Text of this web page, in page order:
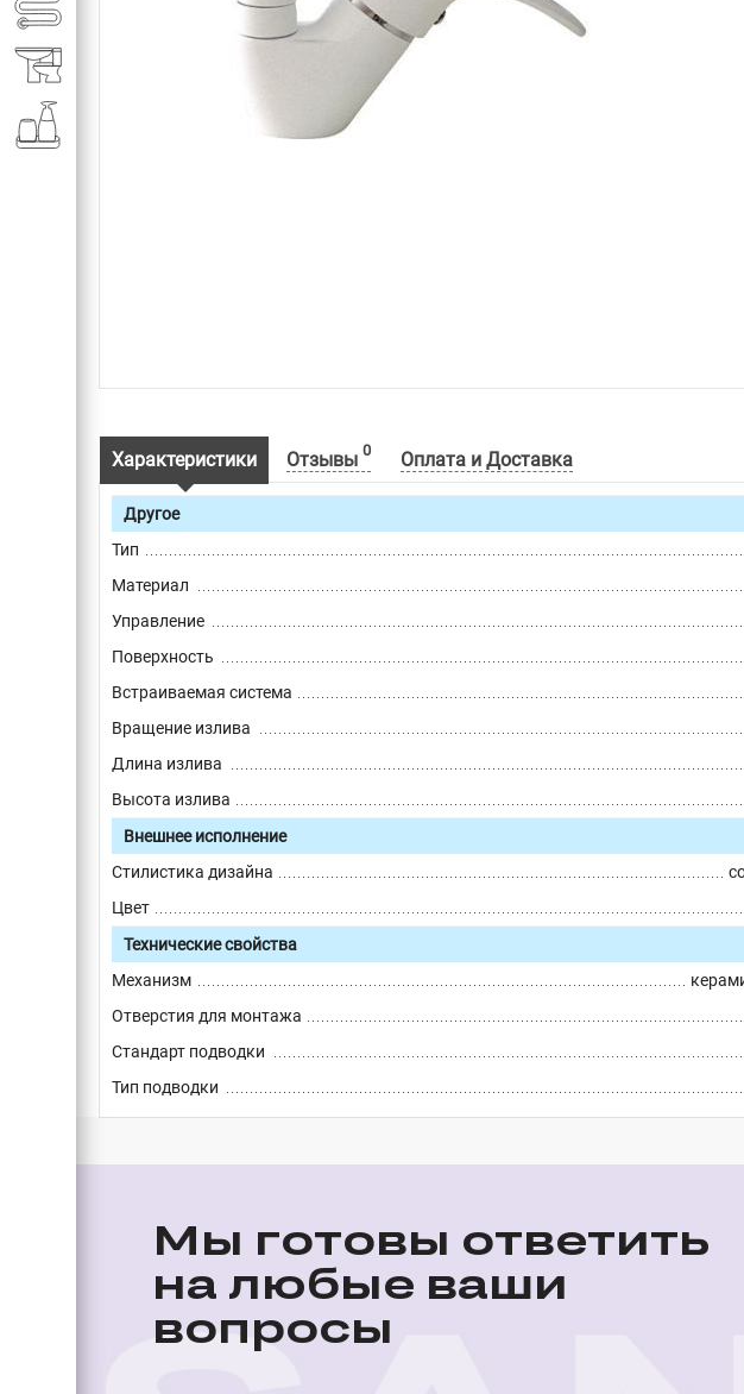
Характеристики Отзывы 0 Оплата и Доставка
Другое
Тип
Материал
Управление
Поверхность
Встраиваемая система
Вращение излива
Длина излива
Высота излива
Внешнее исполнение
Стилистика дизайна
Цвет
Технические свойства
Механизм
Отверстия для монтажа
Стандарт подводки
Тип подводки
Мы готовы ответить
на любые ваши
вопросы